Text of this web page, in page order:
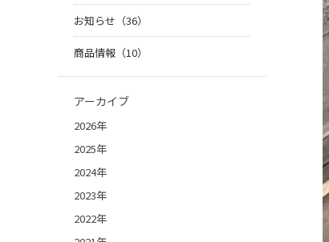
お知らせ（36）
商品情報（10）
アーカイブ
2026年
2025年
2024年
2023年
2022年